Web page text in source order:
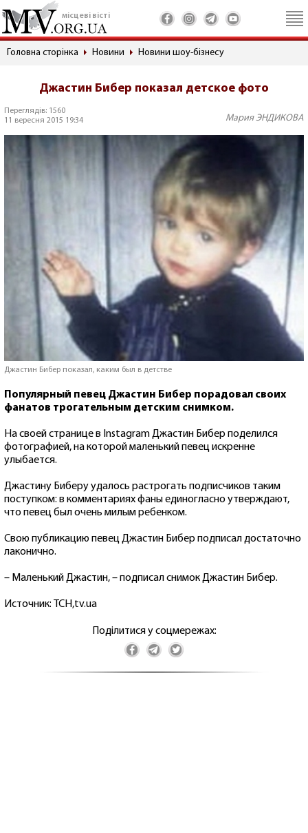
місцеві вісті
Головна сторінка Новини Новини шоу-бізнесу
Джастин Бибер показал детское фото
Переглядів: 1560
11 вересня 2015 19:34
Мария ЭНДИКОВА
Джастин Бибер показал, каким был в детстве
Популярный певец Джастин Бибер порадовал своих
фанатов трогательным детским снимком.
На своей странице в Instagram Джастин Бибер поделился
фотографией, на которой маленький певец искренне
улыбается.
Джастину Биберу удалось растрогать подписчиков таким
поступком: в комментариях фаны единогласно утверждают,
что певец был очень милым ребенком.
Свою публикацию певец Джастин Бибер подписал достаточно
лаконично.
– Маленький Джастин, – подписал снимок Джастин Бибер.
Источник: ТСН,tv.ua
Поділитися у соцмережах: